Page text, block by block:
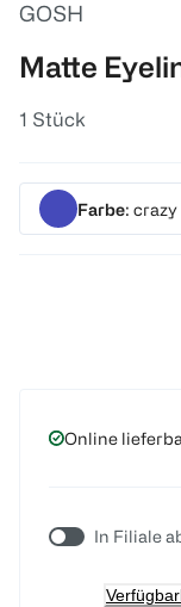
GOSH
Matte
1 Stück
Farbe:
Online
In Filiale